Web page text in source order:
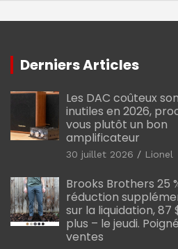
Derniers Articles
Les DAC coûteux
inutiles en 2026,
vous plutôt un bon
amplificateur
30 juillet 2026 Lionel
Brooks Brothers 25
réduction
sur la liquidation, 87
plus – le jeudi.
ventes